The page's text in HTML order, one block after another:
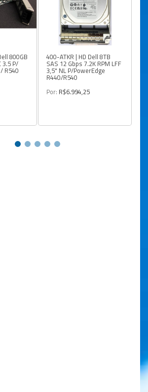
800GB
3.5 P/
R540
400-ATKR | HD Dell 8TB
SAS 12 Gbps 7.2K RPM LFF
3,5" NL P/PowerEdge
R440/R540
Por: R$6.994,25